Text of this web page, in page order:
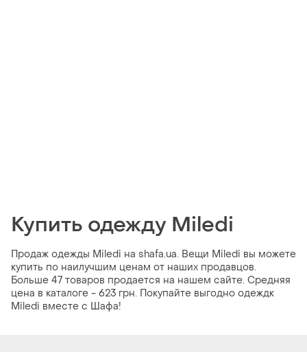
Купить одежду Miledi
Продаж одежды Miledi на shafa.ua. Вещи Miledi вы можете
купить по наилучшим ценам от наших продавцов.
Больше 47 товаров продается на нашем сайте. Средняя
цена в каталоге - 623 грн. Покупайте выгодно одеждк
Miledi вместе с Шафа!